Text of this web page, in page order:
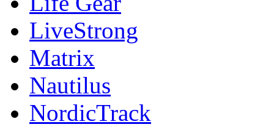
LiveStrong
Matrix
Nautilus
NordicTrack